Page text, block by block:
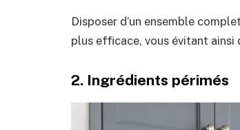
Disposer d’un ensemble
plus efficace, vous évitant ainsi
2. Ingrédients périmés